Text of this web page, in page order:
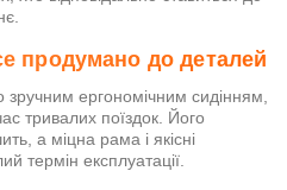
продумано до деталей
ергономічним сидінням,
тривалих поїздок. Його
а міцна рама і якісні
термін експлуатації.